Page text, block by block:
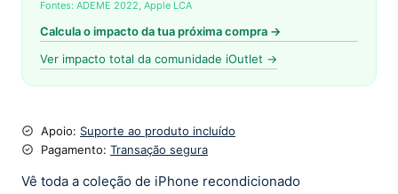
Fontes: ADEME 2022, Apple LCA
Calcula o impacto da tua próxima compra →
Ver impacto total da comunidade iOutlet →
Apoio: Suporte ao produto incluído
Pagamento: Transação segura
Vê toda a coleção de iPhone recondicionado